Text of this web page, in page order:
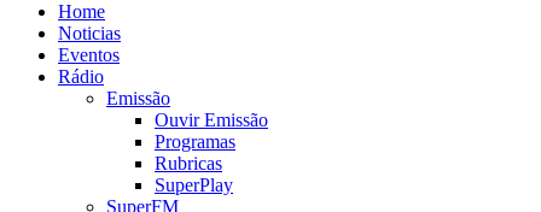
Home
Noticias
Eventos
Rádio
Emissão
Ouvir Emissão
Programas
Rubricas
SuperPlay
SuperFM